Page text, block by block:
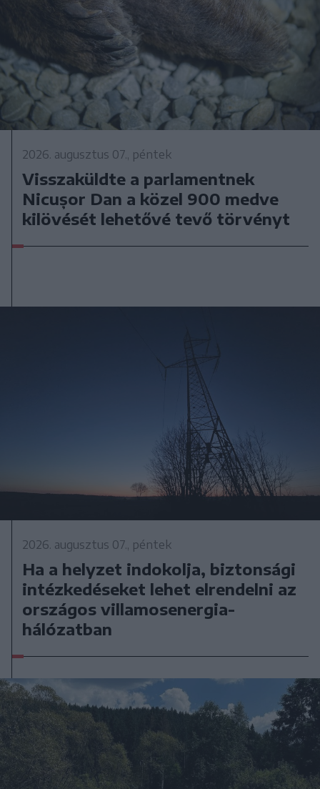
2026. augusztus 07., péntek
Visszaküldte a parlamentnek
Nicușor Dan a közel 900 medve
kilövését lehetővé tevő törvényt
2026. augusztus 07., péntek
Ha a helyzet indokolja, biztonsági
intézkedéseket lehet elrendelni az
országos villamosenergia-
hálózatban